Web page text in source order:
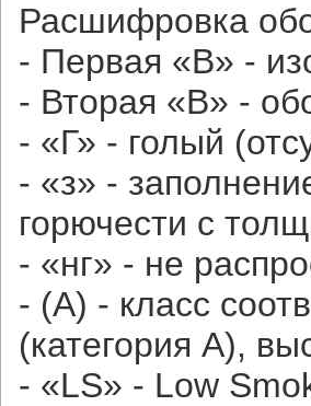
Расшифровка
- Первая «В» -
- Вторая «В» -
- «Г» - голый
- «з» -
горючести с
- «нг» - не
- (А) - класс
(категория А),
- «LS» - Low